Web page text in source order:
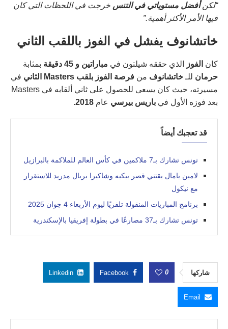
“لكنأفضل مستوياتي في التنس خرجت في اللحظات التي كان
فيها الأمر الأكثر أهمية.”
خاتشانوف يفشل في الفوز باللقب الثاني
كان الفوز الذي حققه شيلتون في مباراتين و 45 دقيقة
بمثابة
حرمان للـ خاتشانوف من فرصة الفوز بلقب Masters الثاني
في
مسيرته، حيث كان يسعى للحصول على ثاني ألقابه في Masters
بعد فوزه الأول في باريس بيرسي عام 2018
.
قد تعجبك أيضاً
تونس تشارك بـ7 ملاكمين في كأس العالم للملاكمة بالبرازيل
لامين يامال يقتني قصر بيكيه وشاكيرا بريال مدريد للاستقرار
مع نيكول
برنامج المباريات المنقولة تلفزيًا ليوم الأربعاء 4 جوان 2025
تونس تشارك بـ37 مصارعًا في بطولة إفريقيا بالإسكندرية
شاركها 0
Facebook
Linkedin
Email